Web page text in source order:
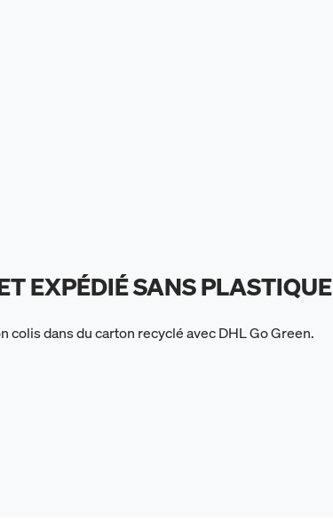
EXPÉDIÉ SANS PLASTIQUE
colis dans du carton recyclé avec DHL Go Green.